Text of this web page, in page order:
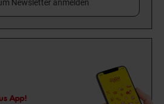
Newsletter anmelden
App!